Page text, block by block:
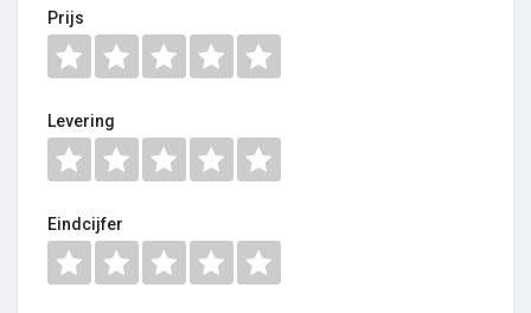
Prijs
Levering
Eindcijfer